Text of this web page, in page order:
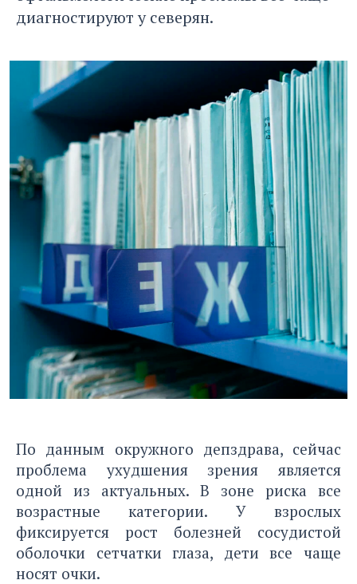
диагностируют у северян.
По данным окружного депздрава, сейчас
проблема ухудшения зрения является
одной из актуальных. В зоне риска все
возрастные категории. У взрослых
фиксируется рост болезней сосудистой
оболочки сетчатки глаза, дети все чаще
носят очки.